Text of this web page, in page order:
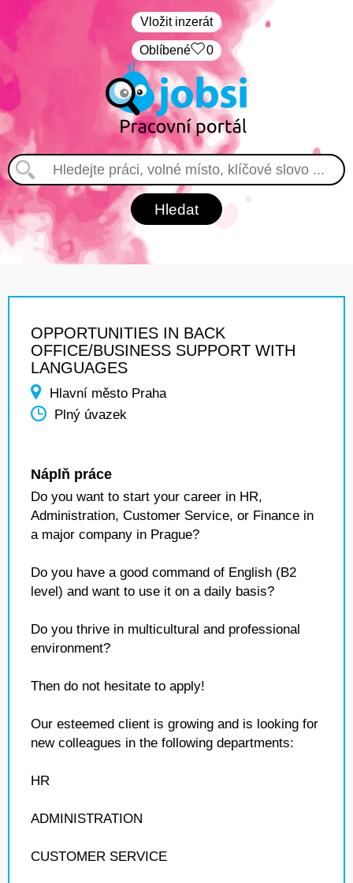
Vložit inzerát
Oblíbené 0
OPPORTUNITIES IN BACK
OFFICE/BUSINESS SUPPORT WITH
LANGUAGES
Hlavní město Praha
Plný úvazek
Náplň práce
Do you want to start your career in HR,
Administration, Customer Service, or Finance in
a major company in Prague?
Do you have a good command of English (B2
level) and want to use it on a daily basis?
Do you thrive in multicultural and professional
environment?
Then do not hesitate to apply!
Our esteemed client is growing and is looking for
new colleagues in the following departments:
HR
ADMINISTRATION
CUSTOMER SERVICE